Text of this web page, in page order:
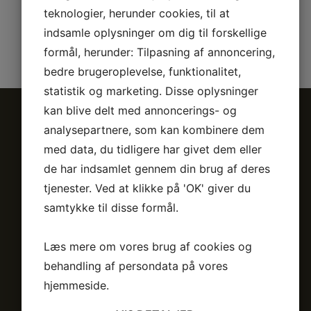
DANMARKS
NYE ROAD
SALOON
NYHED! LEJ DANMARKS ENESTE
teknologier, herunder cookies, til at
indsamle oplysninger om dig til forskellige
formål, herunder: Tilpasning af annoncering,
bedre brugeroplevelse, funktionalitet,
statistik og marketing. Disse oplysninger
kan blive delt med annoncerings- og
analysepartnere, som kan kombinere dem
med data, du tidligere har givet dem eller
de har indsamlet gennem din brug af deres
tjenester. Ved at klikke på 'OK' giver du
samtykke til disse formål.
Læs mere om vores brug af cookies og
behandling af persondata på vores
hjemmeside.